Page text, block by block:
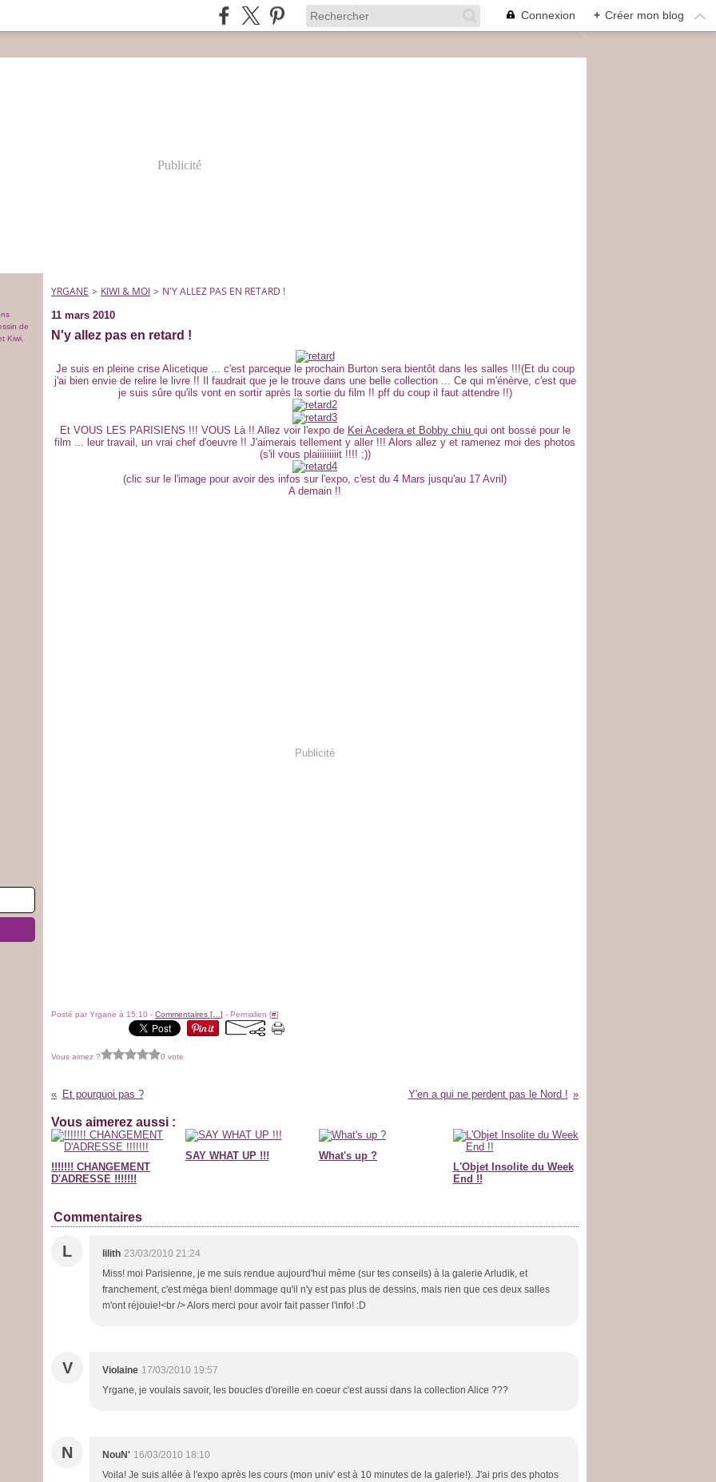
Connexion + Créer mon blog
Publicité
de
Kiwi,
YRGANE > KIWI & MOI > N'Y ALLEZ PAS EN RETARD !
11 mars 2010
N'y allez pas en retard !
Je suis en pleine crise Alicetique ... c'est parceque le prochain Burton sera bientôt dans les salles !!!(Et du coup
j'ai bien envie de relire le livre !! Il faudrait que je le trouve dans une belle collection ... Ce qui m'énèrve, c'est que
je suis sûre qu'ils vont en sortir après la sortie du film !! pff du coup il faut attendre !!)
Et VOUS LES PARISIENS !!! VOUS Là !! Allez voir l'expo de Kei Acedera et Bobby chiu qui ont bossé pour le
film ... leur travail, un vrai chef d'oeuvre !! J'aimerais tellement y aller !!! Alors allez y et ramenez moi des photos
(s'il vous plaiiiiiiiiit !!!! ;))
(clic sur le l'image pour avoir des infos sur l'expo, c'est du 4 Mars jusqu'au 17 Avril)
A demain !!
Publicité
Posté par Yrgane à 15:10 - Commentaires [ ] - Permalien [#]
Vous aimez ? 0 vote
Et pourquoi pas ? Y'en a qui ne perdent pas le Nord !
Vous aimerez aussi :
!!!!!!! CHANGEMENT
D'ADRESSE !!!!!!!
SAY WHAT UP !!!
What's up ?
L'Objet Insolite du Week
End !!
Commentaires
L lilith 23/03/2010 21:24
Miss! moi Parisienne, je me suis rendue aujourd'hui même (sur tes conseils) à la galerie Arludik, et
franchement, c'est méga bien! dommage qu'il n'y est pas plus de dessins, mais rien que ces deux salles
m'ont réjouie!<br /> Alors merci pour avoir fait passer l'info! :D
V Violaine 17/03/2010 19:57
Yrgane, je voulais savoir, les boucles d'oreille en coeur c'est aussi dans la collection Alice ???
N NouN' 16/03/2010 18:10
Voila! Je suis allée à l'expo après les cours (mon univ' est à 10 minutes de la galerie!). J'ai pris des photos